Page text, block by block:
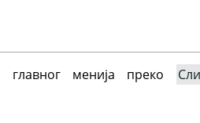
главног менија преко